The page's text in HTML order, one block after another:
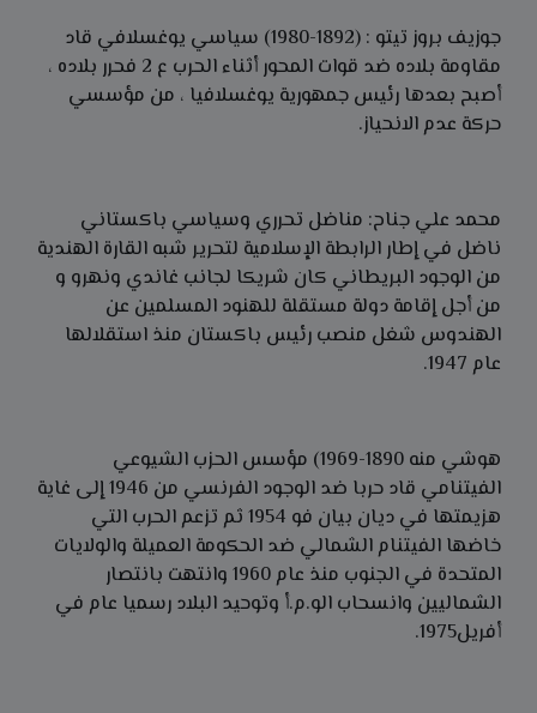
جوزيف بروز تيتو : (1892-1980) سياسي يوغسلافي قاد
مقاومة بلاده ضد قوات المحور أثناء الحرب ع 2 فحرر بلاده ،
أصبح بعدها رئيس جمهورية يوغسلافيا ، من مؤسسي
حركة عدم الانحياز.
محمد علي جناح: مناضل تحرري وسياسي باكستاني
ناضل في إطار الرابطة الإسلامية لتحرير شبه القارة الهندية
من الوجود البريطاني كان شريكا لجانب غاندي ونهرو و
من أجل إقامة دولة مستقلة للهنود المسلمين عن
الهندوس شغل منصب رئيس باكستان منذ استقلالها
عام 1947.
هوشي منه 1890-1969) مؤسس الحزب الشيوعي
الفيتنامي قاد حربا ضد الوجود الفرنسي من 1946 إلى غاية
هزيمتها في ديان بيان فو 1954 ثم تزعم الحرب التي
خاضها الفيتنام الشمالي ضد الحكومة العميلة والولايات
المتحدة في الجنوب منذ عام 1960 وانتهت بانتصار
الشماليين وانسحاب الو.م.أ وتوحيد البلاد رسميا عام في
أفريل1975.